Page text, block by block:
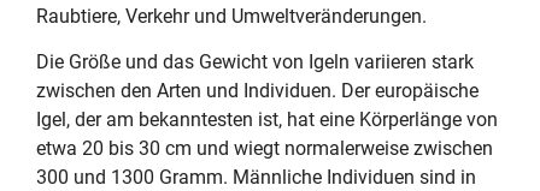
Raubtiere, Verkehr und Umweltveränderungen.
Die Größe und das Gewicht von Igeln variieren stark
zwischen den Arten und Individuen. Der europäische
Igel, der am bekanntesten ist, hat eine Körperlänge von
etwa 20 bis 30 cm und wiegt normalerweise zwischen
300 und 1300 Gramm. Männliche Individuen sind in